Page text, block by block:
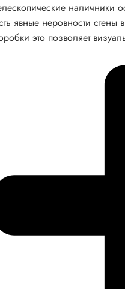
наличники
явные неровности
это позволяет